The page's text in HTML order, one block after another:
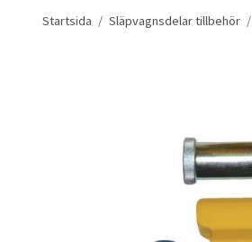
Startsida / Släpvagnsdelar tillbehör /